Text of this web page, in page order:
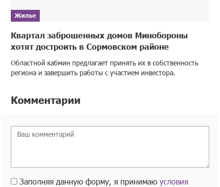
Жилье
Квартал заброшенных домов Минобороны
хотят достроить в Сормовском районе
Областной кабмин предлагает принять их в собственность
региона и завершить работы с участием инвестора.
Комментарии
Заполняя данную форму, я принимаюусловия